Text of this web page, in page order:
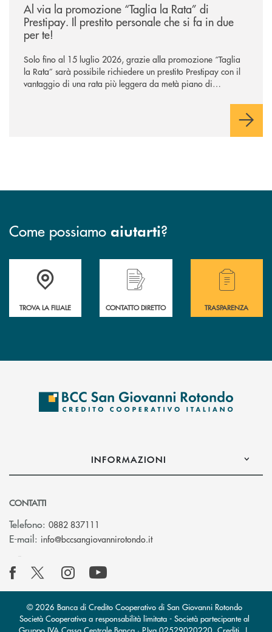
Al via la promozione “Taglia la Rata” di
Prestipay. Il prestito personale che si fa in due
per te!
Solo fino al 15 luglio 2026, grazie alla promozione “Taglia
la Rata” sarà possibile richiedere un prestito Prestipay con il
vantaggio di una rata più leggera da metà piano di
Come possiamo aiutarti?
Accedi all' elenco completo delle filiali della BCC San Giovanni
TROVA LA FILIALE
Hai bisogno di assistenza immediata?
CONTATTO DIRETTO
Hai bisogno di
TRASPARENZA
INFORMAZIONI
CONTATTI
Telefono: 0882 837111
E-mail: info@bccsangiovannirotondo.it(si apre l’app di posta
© 2026 Banca di Credito Cooperativo di San Giovanni Rotondo
Società Cooperativa a responsabilità limitata - Società partecipante al
Gruppo IVA Cassa Centrale Banca · P.Iva 02529020220 Crediti|